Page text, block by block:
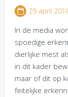
29 april
In de media
spoedige
dierlijke mest
in dit kader
maar of dit op
feitelijke